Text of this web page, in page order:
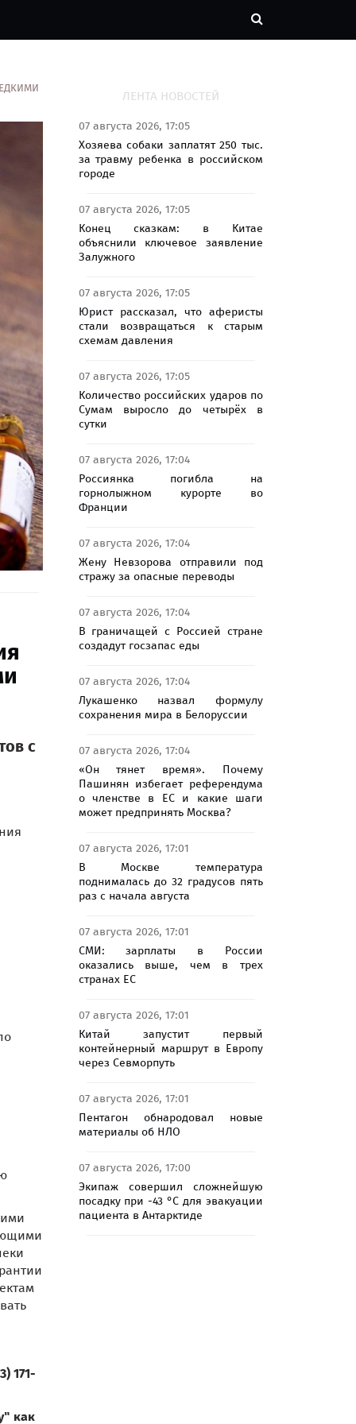
с
171-
как
ЛЕНТА НОВОСТЕЙ
07 августа 2026, 17:05
Хозяева собаки заплатят 250 тыс.
за травму ребенка в российском
городе
07 августа 2026, 17:05
Конец сказкам: в Китае
объяснили ключевое заявление
Залужного
07 августа 2026, 17:05
Юрист рассказал, что аферисты
стали возвращаться к старым
схемам давления
07 августа 2026, 17:05
Количество российских ударов по
Сумам выросло до четырёх в
сутки
07 августа 2026, 17:04
Россиянка погибла на
горнолыжном курорте во
Франции
07 августа 2026, 17:04
Жену Невзорова отправили под
стражу за опасные переводы
07 августа 2026, 17:04
В граничащей с Россией стране
создадут госзапас еды
07 августа 2026, 17:04
Лукашенко назвал формулу
сохранения мира в Белоруссии
07 августа 2026, 17:04
«Он тянет время». Почему
Пашинян избегает референдума
о членстве в ЕС и какие шаги
может предпринять Москва?
07 августа 2026, 17:01
В Москве температура
поднималась до 32 градусов пять
раз с начала августа
07 августа 2026, 17:01
СМИ: зарплаты в России
оказались выше, чем в трех
странах ЕС
07 августа 2026, 17:01
Китай запустит первый
контейнерный маршрут в Европу
через Севморпуть
07 августа 2026, 17:01
Пентагон обнародовал новые
материалы об НЛО
07 августа 2026, 17:00
Экипаж совершил сложнейшую
посадку при -43 °C для эвакуации
пациента в Антарктиде